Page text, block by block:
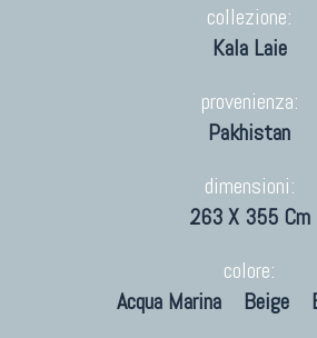
collezione:
Kala Laie
provenienza:
Pakhistan
dimensioni:
263 X 355 Cm
colore:
Acqua Marina
Beige